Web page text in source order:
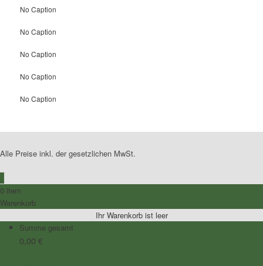
No Caption
No Caption
No Caption
No Caption
No Caption
Alle Preise inkl. der gesetzlichen MwSt.
0 item
Warenkorb
Ihr Warenkorb ist leer
Summe gesamt
0,00 €